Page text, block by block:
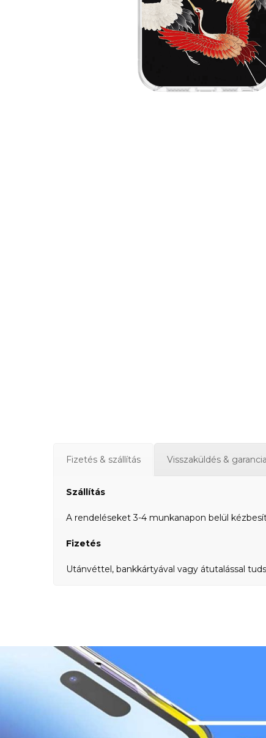
Fizetés & szállítás Visszaküldés & garancia
Szállítás
A rendeléseket 3-4 munkanapon belül
Fizetés
Utánvéttel, bankkártyával vagy átutalással